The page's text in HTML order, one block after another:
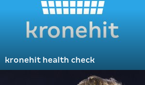
kronehit health check